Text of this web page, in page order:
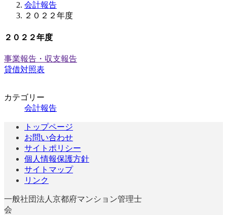
会計報告
２０２２年度
２０２２年度
事業報告・収支報告
貸借対照表
カテゴリー
会計報告
トップページ
お問い合わせ
サイトポリシー
個人情報保護方針
サイトマップ
リンク
一般社団法人京都府マンション管理士